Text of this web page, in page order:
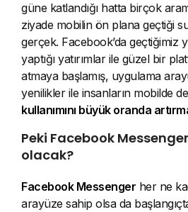
güne katlandığı hatta birçok
ziyade mobilin ön plana geçtiği
gerçek. Facebook’da geçtiğimiz
yaptığı yatırımlar ile güzel bir
atmaya başlamış, uygulama
yenilikler ile insanların mobilde de
kullanımını büyük oranda
Peki Facebook
olacak?
Facebook Messenger her ne
arayüze sahip olsa da